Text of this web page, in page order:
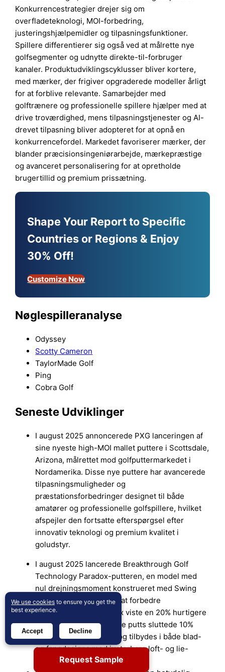
Konkurrencestrategier drejer sig om
overfladeteknologi, MOI-forbedring,
justeringshjælpemidler og tilpasningsfunktioner.
Spillere differentierer sig også ved at målrette nye
golfsegmenter og udnytte direkte-til-forbruger
kanaler. Produktudviklingscyklusser bliver kortere,
med mærker, der frigiver opgraderede modeller årligt
for at forblive relevante. Samarbejder med
golftrænere og professionelle spillere hjælper med at
drive troværdighed, mens tilpasningstjenester og AI-
drevet tilpasning bliver adopteret for at opnå en
konkurrencefordel. Markedet favoriserer mærker, der
blander præcisionsingeniørarbejde, mærkepræstige
og avanceret personalisering for at opretholde
brugertillid og premium prissætning.
Shape Your Report to Specific
Countries or Regions & Enjoy
30% Off!
Customize Now
Nøglespilleranalyse
Odyssey
Scotty Cameron
TaylorMade Golf
Ping
Cobra Golf
Seneste Udviklinger
I august 2025 annoncerede PXG lanceringen af
sine nyeste high-MOI mallet puttere i Scottsdale,
Arizona, målrettet mod golfputtermarkedet i
Nordamerika. Disse nye puttere har avancerede
tilpasningsmuligheder og
præstationsforbedringer designet til både
amatører og professionelle golfspillere, hvilket
afspejler den fortsatte efterspørgsel efter
innovativ teknologi og premium kvalitet i
goludstyr.
I august 2025 lancerede Breakthrough Golf
Technology Paradox-putteren, en model med
nul drejningsmoment konstrueret med Swing
Balance Technology for at forbedre
afstandskontrol. Paradox viste en 20% hurtigere
ægte rulning, og missede putts sluttede 10%
tættere på hullet i test, og tilbydes i både blad-
og fangdesigns med justerbare loft- og lie-
muligheder.Request Sample
We use cookies to ensure you get the
best experience.
Accept Decline